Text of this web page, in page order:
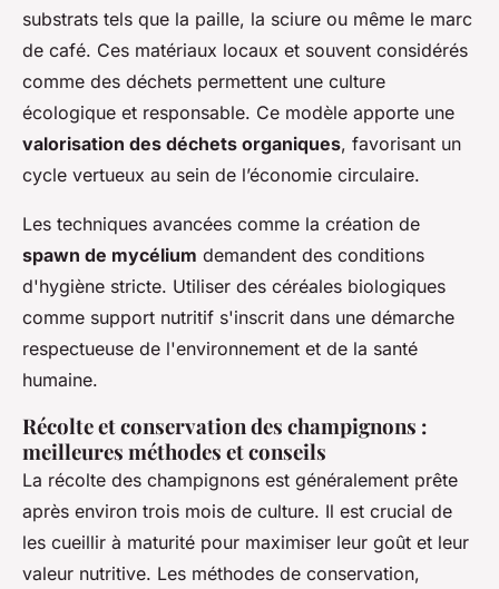
substrats tels que la paille, la sciure ou même le marc
de café. Ces matériaux locaux et souvent considérés
comme des déchets permettent une culture
écologique et responsable. Ce modèle apporte une
valorisation des déchets organiques, favorisant un
cycle vertueux au sein de l’économie circulaire.
Les techniques avancées comme la création de
spawn de mycélium demandent des conditions
d'hygiène stricte. Utiliser des céréales biologiques
comme support nutritif s'inscrit dans une démarche
respectueuse de l'environnement et de la santé
humaine.
Récolte et conservation des champignons :
meilleures méthodes et conseils
La récolte des champignons est généralement prête
après environ trois mois de culture. Il est crucial de
les cueillir à maturité pour maximiser leur goût et leur
valeur nutritive. Les méthodes de conservation,